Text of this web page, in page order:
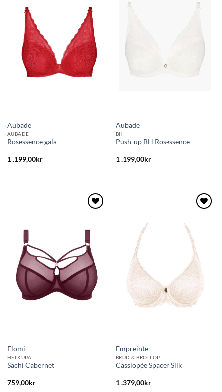
till i
önskelistan
Aubade
AUBADE
Rosessence gala
1 .199,00kr
Lägg
Aubade
BH
Push-up BH Rosessence
1 .199,00kr
till i
önskelistan
Elomi
HELKUPA
Sachi Cabernet
759,00kr
önskelistan
Empreinte
BRUD & BRÖLLOP
Cassiopée Spacer Silk
1 .379,00kr